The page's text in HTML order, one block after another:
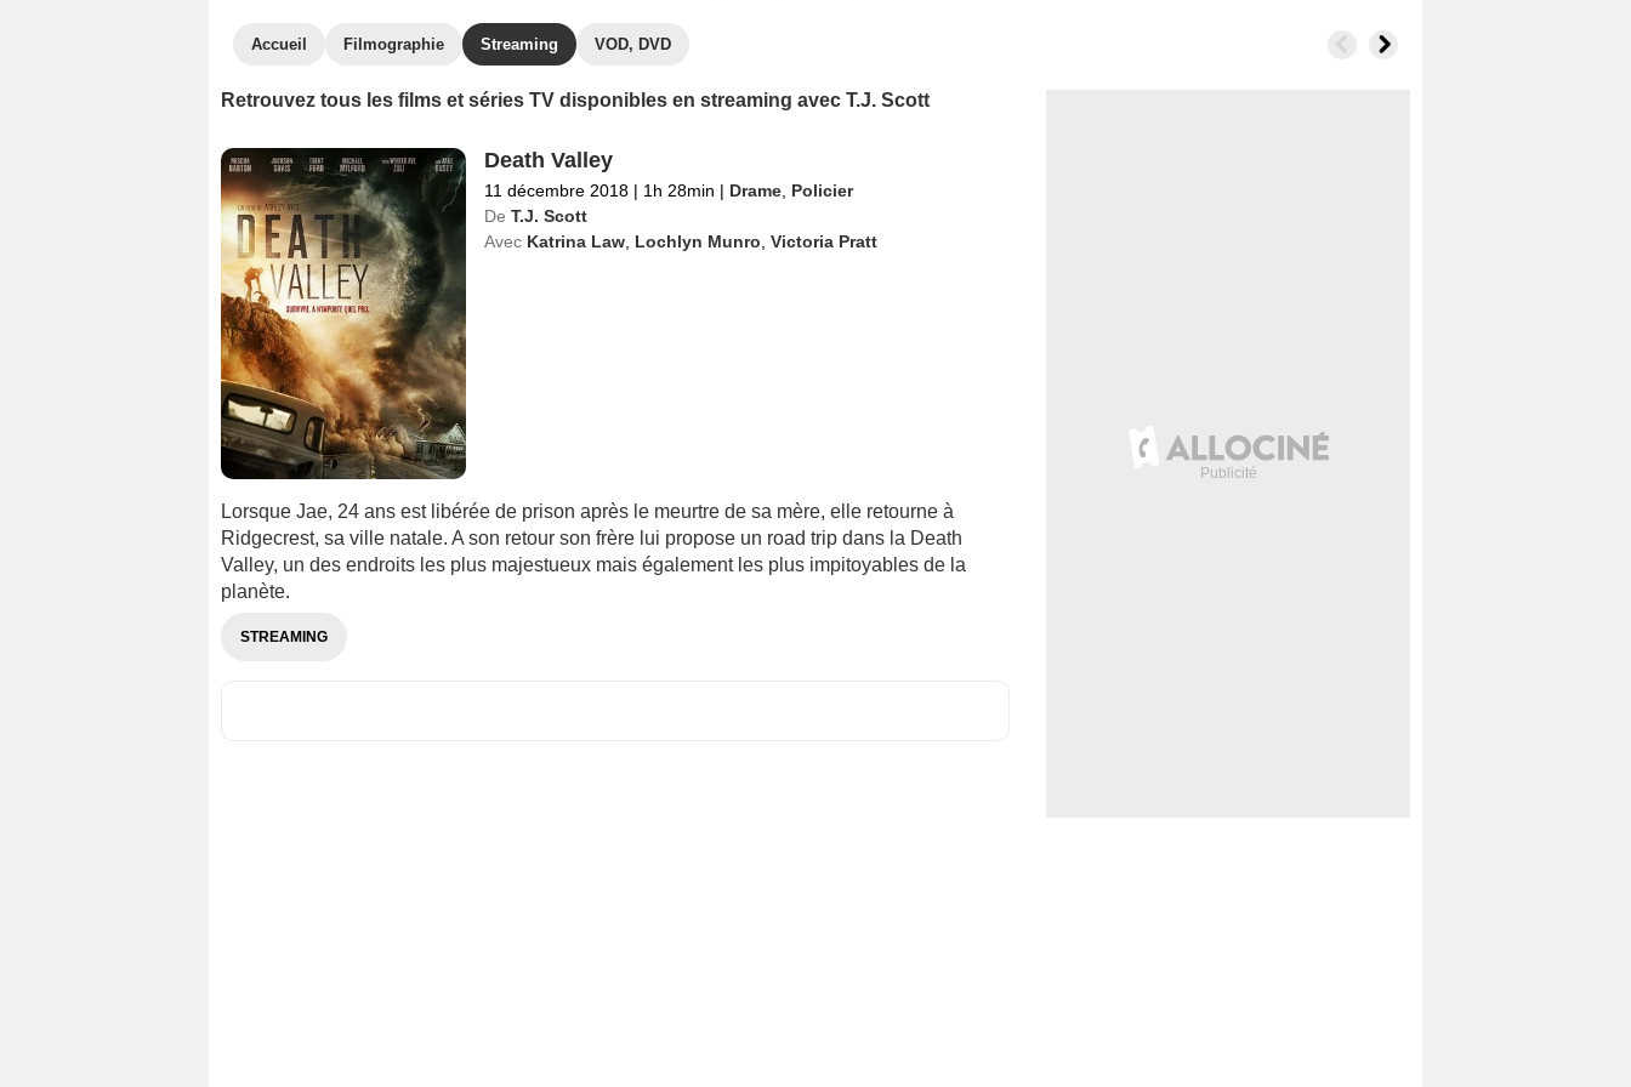
Accueil Filmographie Streaming VOD, DVD
Retrouvez tous les films et séries TV disponibles en streaming avec T.J. Scott
Death Valley
11 décembre 2018 | 1h 28min | Drame, Policier
De T.J. Scott
Avec Katrina Law, Lochlyn Munro Victoria Pratt
Lorsque Jae, 24 ans est libérée de prison après le meurtre de sa mère, elle retourne à
Ridgecrest, sa ville natale. A son retour son frère lui propose un road trip dans la Death
Valley, un des endroits les plus majestueux mais également les plus impitoyables de la
planète.
STREAMING